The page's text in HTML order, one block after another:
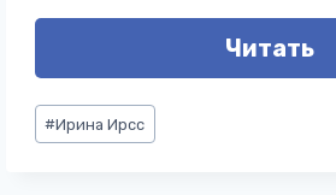
Читать
Метки
записи:
#Ирина Ирсс